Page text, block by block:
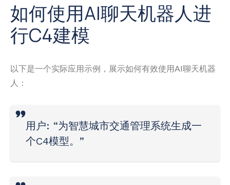
如何使用AI聊天机器人进
行C4建模
以下是一个实际应用示例，展示如何有效使用AI聊天机器
人：
用户: “为智慧城市交通管理系统生成一
个C4模型。”